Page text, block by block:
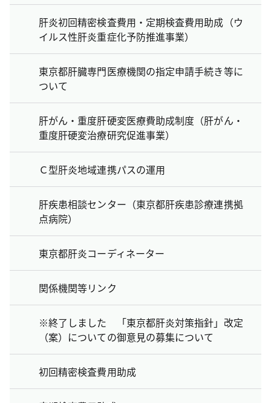
肝炎初回精密検査費用・定期検査費用助成（ウ
イルス性肝炎重症化予防推進事業）
東京都肝臓専門医療機関の指定申請手続き等に
ついて
肝がん・重度肝硬変医療費助成制度（肝がん・
重度肝硬変治療研究促進事業）
Ｃ型肝炎地域連携パスの運用
肝疾患相談センター（東京都肝疾患診療連携拠
点病院）
東京都肝炎コーディネーター
関係機関等リンク
※終了しました 「東京都肝炎対策指針」改定
（案）についての御意見の募集について
初回精密検査費用助成